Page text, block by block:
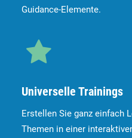
Guidance-Elemente.
Universelle Trainings
Erstellen Sie ganz einfach
Themen in einer